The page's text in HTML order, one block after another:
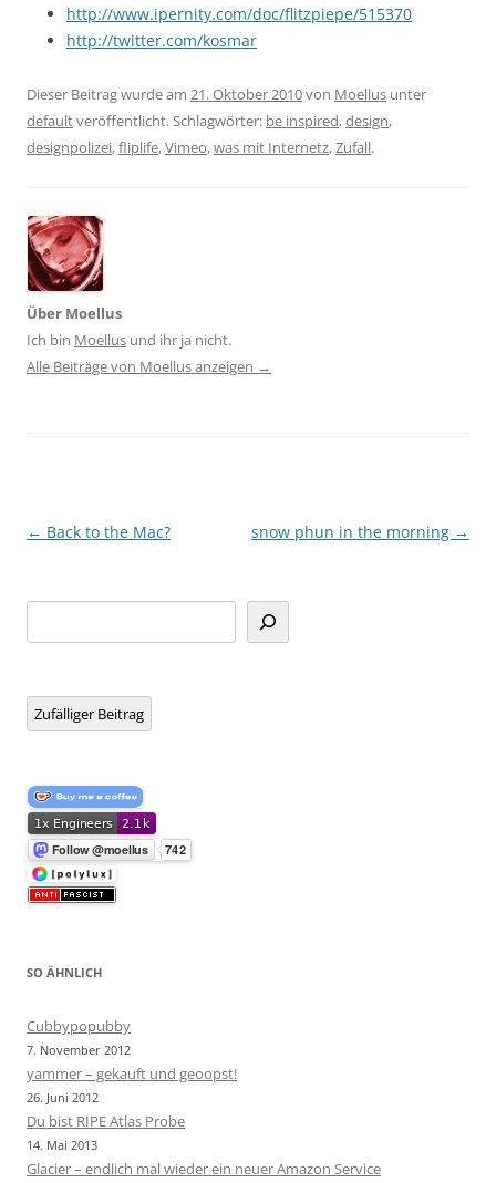
http://www.ipernity.com/doc/flitzpiepe/515370
http://twitter.com/kosmar
Dieser Beitrag wurde am 21. Oktober 2010von Moellus unter
defaultveröffentlicht. Schlagwörter: be inspired,design,
designpolizei,fliplife,Vimeo,was mit Internetz,Zufall.
Über Moellus
Ich bin Moellus und ihr ja nicht.
Alle Beiträge von Moellus anzeigen →
Beitragsnavigation
← Back to the Mac? snow phun in the morning →
Zufälliger Beitrag
SO ÄHNLICH
Cubbypopubby
7. November 2012
yammer – gekauft und geoopst!
26. Juni 2012
Du bist RIPE Atlas Probe
14. Mai 2013
Glacier – endlich mal wieder ein neuer Amazon Service